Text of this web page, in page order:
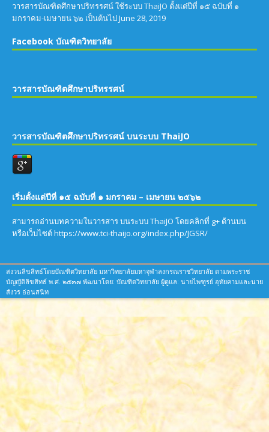
วารสารบัณฑิตศึกษาปริทรรศน์ ใช้ระบบ ThaiJO ตั้งแต่ปีที่ ๑๕ ฉบับที่ ๑
มกราคม-เมษายน ๖๒ เป็นต้นไปJune 28, 2019
Facebook บัณฑิตวิทยาลัย
วารสารบัณฑิตศึกษาปริทรรศน์
วารสารบัณฑิตศึกษาปริทรรศน์ บนระบบ ThaiJO
เริ่มตั้งแต่ปีที่ ๑๕ ฉบับที่ ๑ มกราคม – เมษายน ๒๕๖๒
สามารถอ่านบทความในวารสาร บนระบบ ThaiJO โดยคลิกที่ g+ ด้านบน
หรือเว็บไซต์ https://www.tci-thaijo.org/index.php/JGSR/
สงวนลิขสิทธ์โดยบัณฑิตวิทยาลัย มหาวิทยาลัยมหาจุฬาลงกรณราชวิทยาลัย ตามพระราช
บัญญัติลิขสิทธ์ พ.ศ. ๒๕๓๗ พัฒนาโดย: บัณฑิตวิทยาลัย ผู้ดูแล: นายไพฑูรย์ อุทัยคามและนาย
สังวร อ่อนสนิท